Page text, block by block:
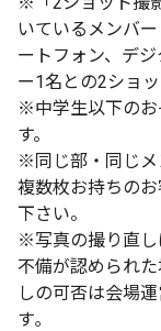
いているメンバ
ートフォン、デ
ー1名との2ショ
※中学生以下のお
す。
※同じ部・同じメ
複数枚お持ちの
下さい。
※写真の撮り直し
不備が認められ
しの可否は会場
す｡